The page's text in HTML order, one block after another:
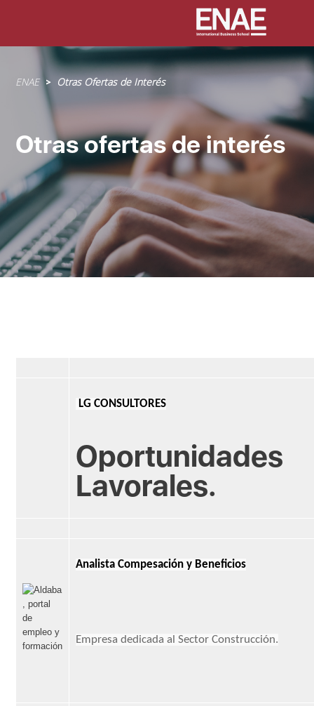
Sobrescribir
enlaces
a
la
navegación
ENAE Otras Ofertas de Interés
Otras ofertas de interés
LG CONSULTORES
Oportunidades
Lavorales.
Analista Compesación y Beneficios
Empresa dedicada al Sector Construcción.